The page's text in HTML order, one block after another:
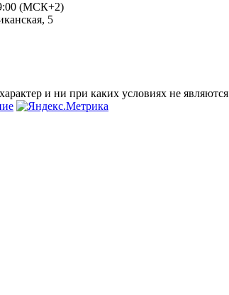
(МСК+2)
5
и ни при каких условиях не